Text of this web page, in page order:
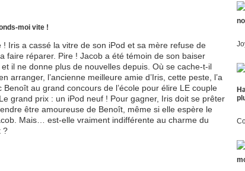
moi vite !
! Iris a cassé la vitre de son iPod et sa mère refuse de
faire réparer. Pire ! Jacob a été témoin de son baiser
il ne donne plus de nouvelles depuis. Où se cache-t-il
arranger, l’ancienne meilleure amie d’Iris, cette peste, l’a
Benoît au grand concours de l’école pour élire LE couple
grand prix : un iPod neuf ! Pour gagner, Iris doit se prêter
être amoureuse de Benoît, même si elle espère le
Mais… est-elle vraiment indifférente au charme du
?